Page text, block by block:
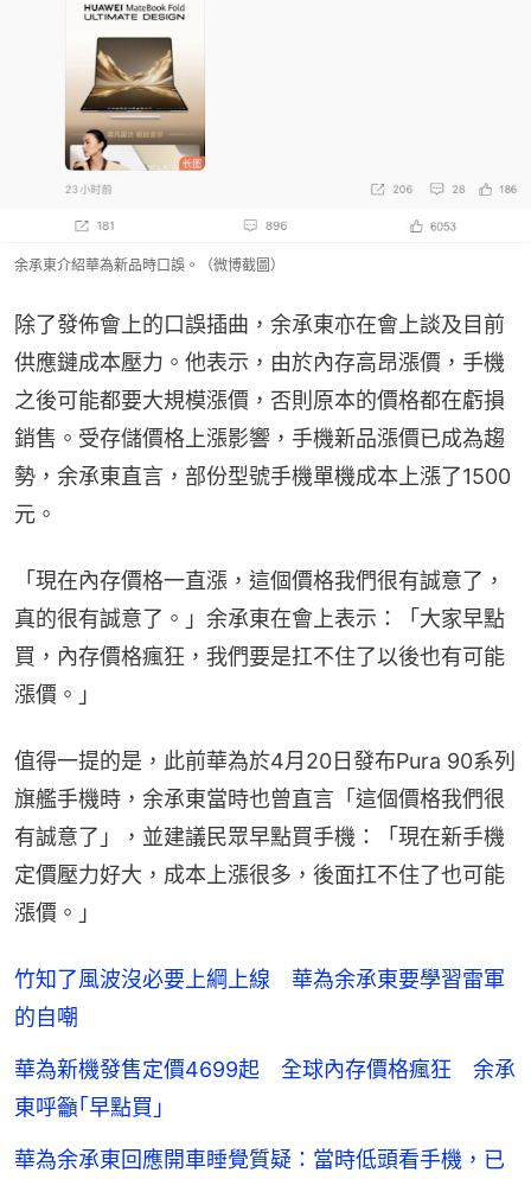
余承東介紹華為新品時口誤。（微博截圖）
除了發佈會上的口誤插曲，余承東亦在會上談及目前
供應鏈成本壓力。他表示，由於內存高昂漲價，手機
之後可能都要大規模漲價，否則原本的價格都在虧損
銷售。受存儲價格上漲影響，手機新品漲價已成為趨
勢，余承東直言，部份型號手機單機成本上漲了1500
元。
「現在內存價格一直漲，這個價格我們很有誠意了，
真的很有誠意了。」余承東在會上表示：「大家早點
買，內存價格瘋狂，我們要是扛不住了以後也有可能
漲價。」
值得一提的是，此前華為於4月20日發布Pura 90系列
旗艦手機時，余承東當時也曾直言「這個價格我們很
有誠意了」，並建議民眾早點買手機：「現在新手機
定價壓力好大，成本上漲很多，後面扛不住了也可能
漲價。」
竹知了風波沒必要上綱上線 華為余承東要學習雷軍
的自嘲
華為新機發售定價4699起 全球內存價格瘋狂 余承
東呼籲｢早點買｣
華為余承東回應開車睡覺質疑：當時低頭看手機，已